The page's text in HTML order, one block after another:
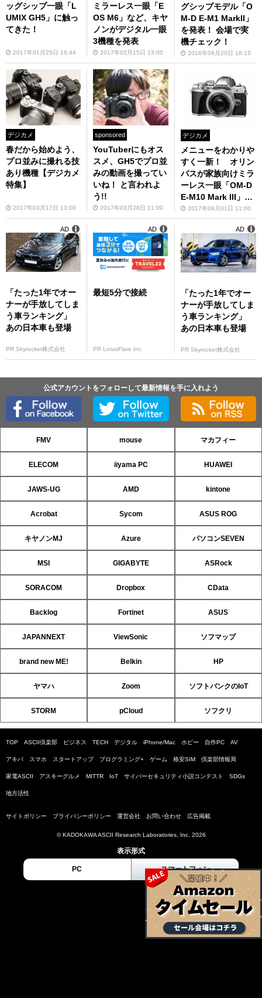
ッグシップ一眼「L
UMIX GH5」に触っ
てきた！
2017年01月25日 16:44
ミラーレス一眼「E
OS M6」など、キヤ
ノンがデジタル一眼
3機種を発表
2017年02月15日 13:00
グシップモデル「O
M-D E-M1 MarkII」
を発表！ 会場で実
機チェック！
2016年09月20日 18:15
デジカメ
春だから始めよう、
プロ並みに撮れる技
あり機種【デジカメ
特集】
2017年03月17日 13:00
sponsored
YouTuberにもオス
スメ、GH5でプロ並
みの動画を撮ってい
いね！ と言われよ
う!!
2017年03月28日 11:00
デジカメ
メニューをわかりや
すく一新！ オリン
パスが家族向けミラ
ーレス一眼「OM-D
E-M10 Mark III」を
発売2017年09月01日 11:00
「たった1年でオー
ナーが手放してしま
う車ランキング」
あの日本車も登場
PR Skyrocket株式会社
AD
最短5分で接続
PR LotusFlare Inc
AD
「たった1年でオー
ナーが手放してしま
う車ランキング」
あの日本車も登場
PR Skyrocket株式会社
AD
公式アカウントをフォローして最新情報を手に入れよう
FMV mouse マカフィー
ELECOM iiyama PC HUAWEI
JAWS-UG AMD kintone
Acrobat Sycom ASUS ROG
キヤノンMJ Azure パソコンSEVEN
MSI GIGABYTE ASRock
SORACOM Dropbox CData
Backlog Fortinet ASUS
JAPANNEXT ViewSonic ソフマップ
brand new ME! Belkin HP
ヤマハ Zoom ソフトバンクのIoT
STORM pCloud ソフクリ
TOP ASCII倶楽部 ビジネス TECH デジタル iPhone/Mac ホビー 自作PC AV
アキバ スマホ スタートアップ プログラミング+ ゲーム 格安SIM 倶楽部情報局
家電ASCII アスキーグルメ MITTR IoT サイバーセキュリティ小説コンテスト SDGs
地方活性
サイトポリシー プライバシーポリシー 運営会社 お問い合わせ 広告掲載
© KADOKAWA ASCII Research Laboratories, Inc. 2026
表示形式
PC スマートフォン